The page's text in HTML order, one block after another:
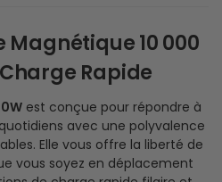
Magnétique 10 000
Rapide
est conçue pour répondre à
avec une polyvalence
Elle vous offre la liberté de
vous soyez en déplacement